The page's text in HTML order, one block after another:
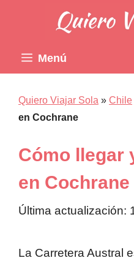
contenido
Menú
Quiero Viajar Sola » Chile
en Cochrane
Cómo llegar
en Cochrane
Última actualización:
La Carretera Austral